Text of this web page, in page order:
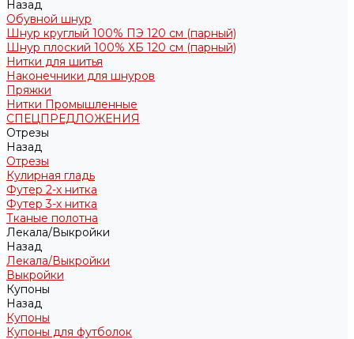
Назад
Обувной шнур
Шнур круглый 100% ПЭ 120 см (парный)
Шнур плоский 100% ХБ 120 см (парный)
Нитки для шитья
Наконечники для шнуров
Пряжки
Нитки Промышленные
СПЕЦПРЕДЛОЖЕНИЯ
Отрезы
Назад
Отрезы
Кулирная гладь
Футер 2-х нитка
Футер 3-х нитка
Тканые полотна
Лекала/Выкройки
Назад
Лекала/Выкройки
Выкройки
Купоны
Назад
Купоны
Купоны для футболок